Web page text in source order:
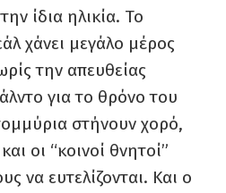
ίδια ηλικία. Το
χάνει μεγάλο μέρος
την απευθείας
για το θρόνο του
στήνουν χορό,
οι “κοινοί θνητοί”
να ευτελίζονται. Και ο